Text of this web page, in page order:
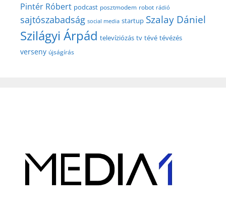
Pintér Róbert podcast posztmodem robot rádió
sajtószabadság social media startup Szalay Dániel
Szilágyi Árpád televíziózás tv tévé tévézés
verseny újságírás